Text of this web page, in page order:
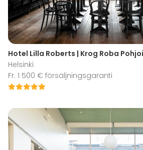
Hotel Lilla Roberts | Krog Roba
Helsinki
Fr. 1 500 € försäljningsgaranti